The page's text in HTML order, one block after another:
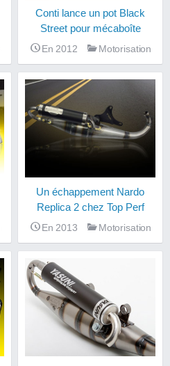
Conti lance un pot Black
Street pour mécaboîte
En 2012 Motorisation
Un échappement Nardo
Replica 2 chez Top Perf
En 2013 Motorisation